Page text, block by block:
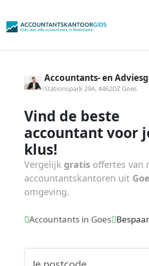
Accountants- en
Stationspark 29A, 4462DZ Goes
Vind de beste
accountant voor
klus!
Vergelijk gratis offertes van
accountantskantoren uit
omgeving.
Accountants in Goes